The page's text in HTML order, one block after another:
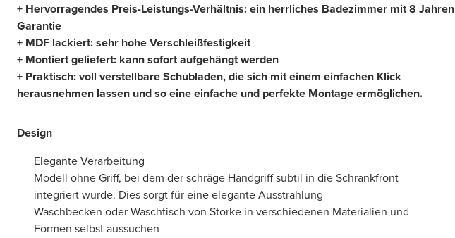
+ Hervorragendes Preis-Leistungs-Verhältnis: ein herrliches Badezimmer mit 8 Jahren
Garantie
+ MDF lackiert: sehr hohe Verschleißfestigkeit
+ Montiert geliefert: kann sofort aufgehängt werden
+ Praktisch: voll verstellbare Schubladen, die sich mit einem einfachen Klick
herausnehmen lassen und so eine einfache und perfekte Montage ermöglichen.
Design
Elegante Verarbeitung
Modell ohne Griff, bei dem der schräge Handgriff subtil in die Schrankfront
integriert wurde. Dies sorgt für eine elegante Ausstrahlung
Waschbecken oder Waschtisch von Storke in verschiedenen Materialien und
Formen selbst aussuchen